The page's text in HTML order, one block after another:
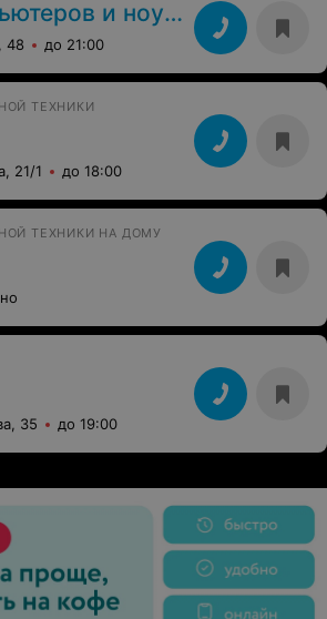
и ноутбуков
48 до 21:00
ТЕХНИКИ
21/1 до 18:00
ТЕХНИКИ НА ДОМУ
35 до 19:00